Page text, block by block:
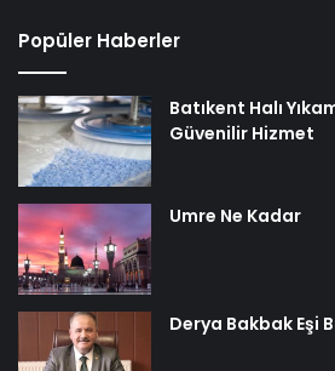
Popüler Haberler
Batıkent Halı
Güvenilir Hizmet
Umre Ne Kadar
Derya Bakbak Eşi